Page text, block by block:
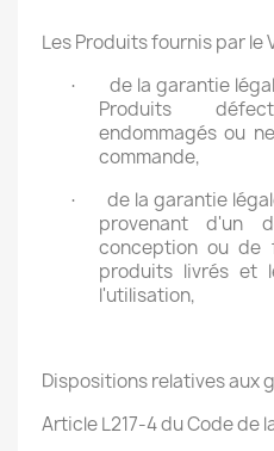
Les Produits fournis par le
·
de la garantie
Produits
endommagés ou
commande,
·
de la garantie
provenant d'un
conception ou de
produits livrés et
l'utilisation,
Dispositions relatives aux
Article L217-4 du Code de